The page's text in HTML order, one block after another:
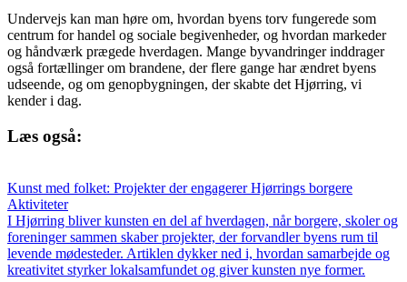
Undervejs kan man høre om, hvordan byens torv fungerede som
centrum for handel og sociale begivenheder, og hvordan markeder
og håndværk prægede hverdagen. Mange byvandringer inddrager
også fortællinger om brandene, der flere gange har ændret byens
udseende, og om genopbygningen, der skabte det Hjørring, vi
kender i dag.
Læs også:
Kunst med folket: Projekter der engagerer Hjørrings borgere
Aktiviteter
I Hjørring bliver kunsten en del af hverdagen, når borgere, skoler og
foreninger sammen skaber projekter, der forvandler byens rum til
levende mødesteder. Artiklen dykker ned i, hvordan samarbejde og
kreativitet styrker lokalsamfundet og giver kunsten nye former.